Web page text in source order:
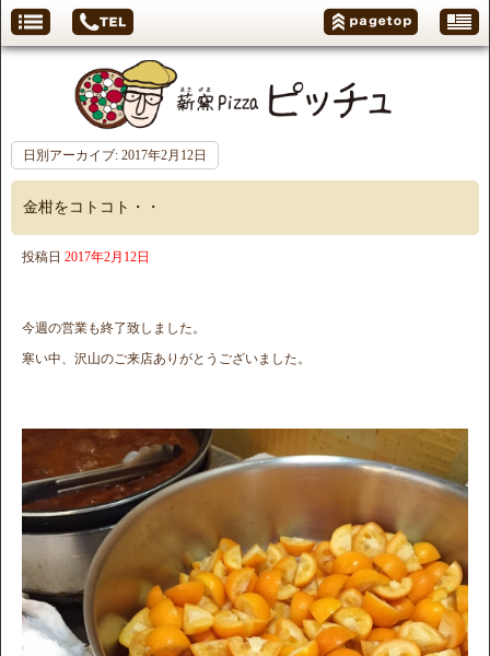
日別アーカイブ: 2017年2月12日
金柑をコトコト・・
投稿日 2017年2月12日
今週の営業も終了致しました。
寒い中、沢山のご来店ありがとうございました。